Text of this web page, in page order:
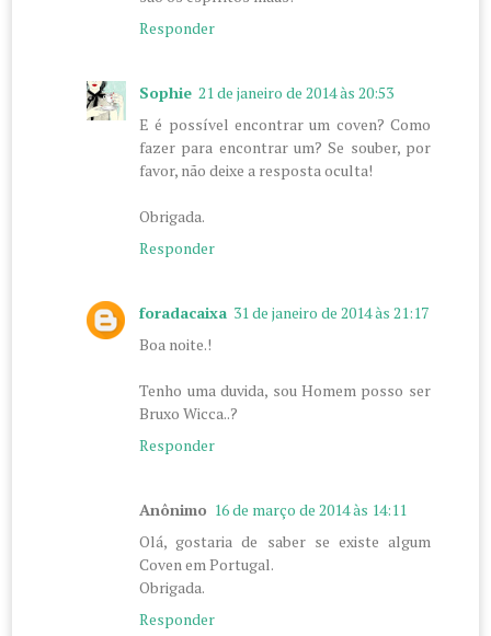
Responder
Sophie 21 de janeiro de 2014 às 20:53
E é possível encontrar um coven? Como
fazer para encontrar um? Se souber, por
favor, não deixe a resposta oculta!
Obrigada.
Responder
foradacaixa 31 de janeiro de 2014 às 21:17
Boa noite.!
Tenho uma duvida, sou Homem posso ser
Bruxo Wicca..?
Responder
Anônimo 16 de março de 2014 às 14:11
Olá, gostaria de saber se existe algum
Coven em Portugal.
Obrigada.
Responder